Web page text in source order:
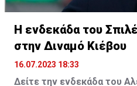
Η ενδεκάδα του
στην Διναμό Κιέβου
16.07.2023 18:33
Δείτε την ενδεκάδα του